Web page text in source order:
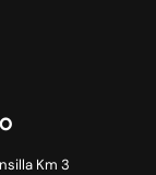
Km 3